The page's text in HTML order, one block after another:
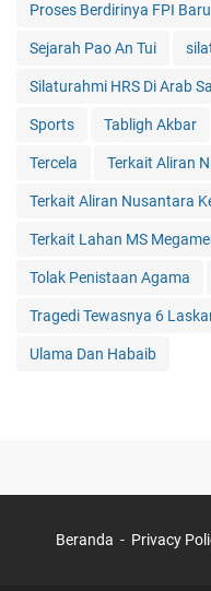
Proses Berdirinya FPI Baru
Sejarah Pao An Tui
Silaturahmi HRS Di Arab
Sports Tabligh Akbar
Tercela Terkait Aliran
Terkait Aliran Nusantara
Terkait Lahan MS
Tolak Penistaan Agama
Tragedi Tewasnya 6
Ulama Dan Habaib
Beranda Privacy